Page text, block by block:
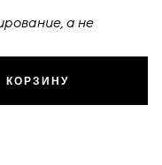
а не
КОРЗИНУ